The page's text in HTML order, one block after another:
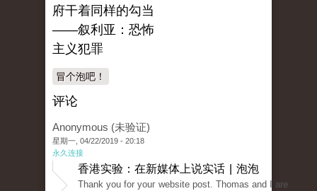
府干着同样的勾当
——叙利亚：恐怖
主义犯罪
冒个泡吧！
评论
Anonymous (未验证)
星期一, 04/22/2019 - 20:18
永久连接
香港实验：在新媒体上说实话 | 泡泡
Thank you for youг wеbsite post. Thomas and I are